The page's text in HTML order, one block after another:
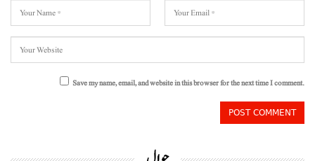
Save my name, email, and website in this browser for the next time I comment.